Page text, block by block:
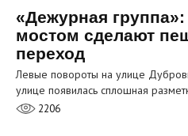
«Дежурная
мостом сделают
переход
Левые повороты на улице
улице появилась сплошная
2206